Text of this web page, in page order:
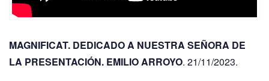
MAGNIFICAT. DEDICADO A NUESTRA SEÑORA DE
LA PRESENTACIÓN. EMILIO ARROYO. 21/11/2023.